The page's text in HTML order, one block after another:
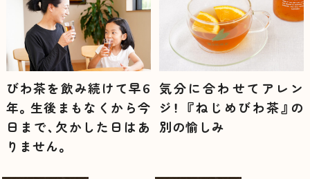
びわ茶を飲み続けて早6
年。生後まもなくから今
日まで、欠かした日はあ
りません。
気分に合わせてアレン
ジ！ 『ねじめびわ茶』の
別の愉しみ